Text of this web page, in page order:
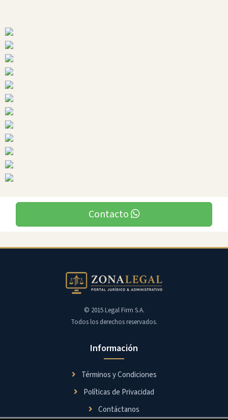
Contacto
© 2015 Legal Firm S.A.
Todos los derechos reservados.
Información
Términos y Condiciones
Políticas de Privacidad
Contáctanos